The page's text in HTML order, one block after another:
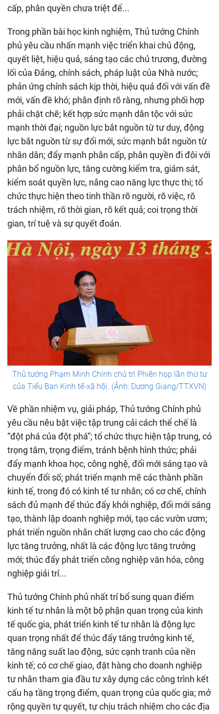
cấp, phân quyền chưa triệt để...
Trong phần bài học kinh nghiệm, Thủ tướng Chính
phủ yêu cầu nhấn mạnh việc triển khai chủ động,
quyết liệt, hiệu quả, sáng tạo các chủ trương, đường
lối của Đảng, chính sách, pháp luật của Nhà nước;
phản ứng chính sách kịp thời, hiệu quả đối với vấn đề
mới, vấn đề khó; phân định rõ ràng, nhưng phối hợp
phải chặt chẽ; kết hợp sức mạnh dân tộc với sức
mạnh thời đại; nguồn lực bắt nguồn từ tư duy, động
lực bắt nguồn từ sự đổi mới, sức mạnh bắt nguồn từ
nhân dân; đẩy mạnh phân cấp, phân quyền đi đôi với
phân bổ nguồn lực, tăng cường kiểm tra, giám sát,
kiểm soát quyền lực, nâng cao năng lực thực thi; tổ
chức thực hiện theo tinh thần rõ người, rõ việc, rõ
trách nhiệm, rõ thời gian, rõ kết quả; coi trọng thời
gian, trí tuệ và sự quyết đoán.
Thủ tướng Phạm Minh Chính chủ trì Phiên họp lần thứ tư
của Tiểu Ban Kinh tế-xã hội. (Ảnh: Dương Giang/TTXVN)
Về phần nhiệm vụ, giải pháp, Thủ tướng Chính phủ
yêu cầu nêu bật việc tập trung cải cách thể chế là
“đột phá của đột phá”; tổ chức thực hiện tập trung, có
trọng tâm, trọng điểm, tránh bệnh hình thức; phải
đẩy mạnh khoa học, công nghệ, đổi mới sáng tạo và
chuyển đổi số; phát triển mạnh mẽ các thành phần
kinh tế, trong đó có kinh tế tư nhân; có cơ chế, chính
sách đủ mạnh để thúc đẩy khởi nghiệp, đổi mới sáng
tạo, thành lập doanh nghiệp mới, tạo các vườn ươm;
phát triển nguồn nhân chất lượng cao cho các động
lực tăng trưởng, nhất là các động lực tăng trưởng
mới; thúc đẩy phát triển công nghiệp văn hóa, công
nghiệp giải trí...
Thủ tướng Chính phủ nhất trí bổ sung quan điểm
kinh tế tư nhân là một bộ phận quan trọng của kinh
tế quốc gia, phát triển kinh tế tư nhân là động lực
quan trọng nhất để thúc đẩy tăng trưởng kinh tế,
tăng năng suất lao động, sức cạnh tranh của nền
kinh tế; có cơ chế giao, đặt hàng cho doanh nghiệp
tư nhân tham gia đầu tư xây dựng các công trình kết
cấu hạ tầng trọng điểm, quan trọng của quốc gia; mở
rộng quyền tự quyết, tự chịu trách nhiệm cho các địa